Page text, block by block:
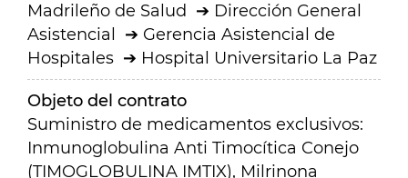
Madrileño de Salud
Dirección General
Asistencial
Gerencia Asistencial de
Hospitales
Hospital Universitario La Paz
Objeto del contrato
Suministro de medicamentos exclusivos:
Inmunoglobulina Anti Timocítica Conejo
(TIMOGLOBULINA IMTIX), Milrinona